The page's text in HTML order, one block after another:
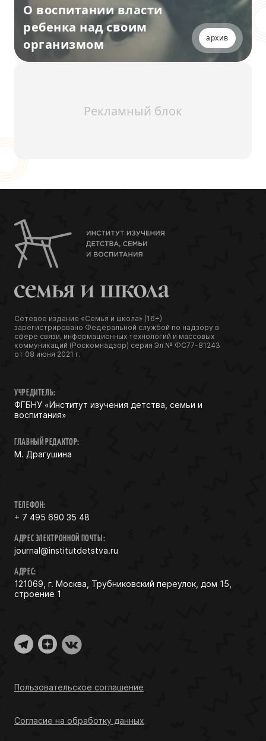
О воспитании власти
ребенка над своим
организмом
архив
Рекламный блок
Сетевое издание «Семья и школа» (16+)
зарегистрировано Федеральной службой по надзору в
сфере связи, информационных технологий и массовых
коммуникаций (Роскомнадзор) серия Эл № ФС77-81243
от 08 июня 2021 г.
УЧРЕДИТЕЛЬ:
ФГБНУ «Институт изучения детства, семьи и
воспитания»
ГЛАВНЫЙ РЕДАКТОР:
М. Драгушина
ТЕЛЕФОН:
+ 7 495 690 35 48
АДРЕС ЭЛЕКТРОННОЙ ПОЧТЫ:
journal@institutdetstva.ru
АДРЕС:
121069, г. Москва, Трубниковский переулок, дом 15,
строение 1
Пользовательское соглашение
Согласие на обработку данных